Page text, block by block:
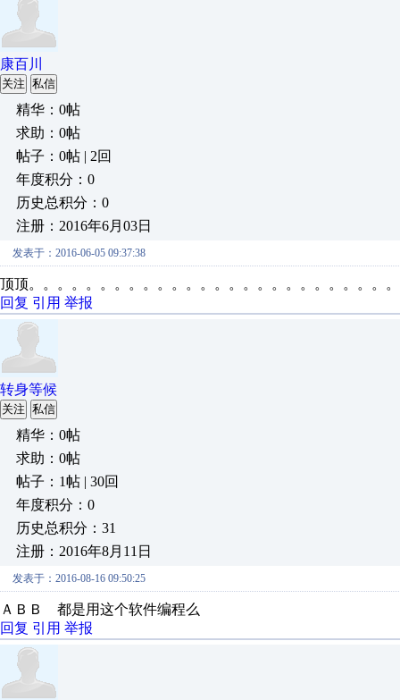
康百川
关注 私信
精华：0帖
求助：0帖
帖子：0帖 | 2回
年度积分：0
历史总积分：0
注册：2016年6月03日
发表于：2016-06-05 09:37:38
顶顶。。。。。。。。。。。。。。。。。。。。。。。。。
回复 引用 举报
转身等候
关注 私信
精华：0帖
求助：0帖
帖子：1帖 | 30回
年度积分：0
历史总积分：31
注册：2016年8月11日
发表于：2016-08-16 09:50:25
ＡＢＢ 都是用这个软件编程么
回复 引用 举报